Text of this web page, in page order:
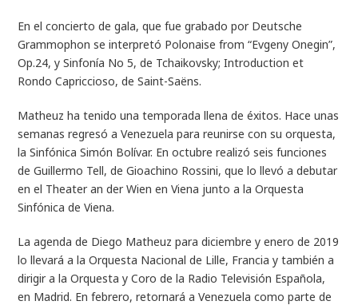
En el concierto de gala, que fue grabado por Deutsche
Grammophon se interpretó Polonaise from “Evgeny Onegin”,
Op.24, ySinfonía No 5, de Tchaikovsky;Introduction et
Rondo Capriccioso, de Saint-Saëns.
Matheuz ha tenido una temporada llena de éxitos. Hace unas
semanas regresó a Venezuela para reunirse con su orquesta,
la Sinfónica Simón Bolívar. En octubre realizó seis funciones
deGuillermo Tell, de Gioachino Rossini, que lo llevó a debutar
en el Theater an der Wien en Viena junto a la Orquesta
Sinfónica de Viena.
La agenda de Diego Matheuz para diciembre y enero de 2019
lo llevará ala Orquesta Nacional de Lille, Francia y también a
dirigir a la Orquesta y Coro de la Radio Televisión Española,
en Madrid. En febrero, retornará a Venezuela como parte de